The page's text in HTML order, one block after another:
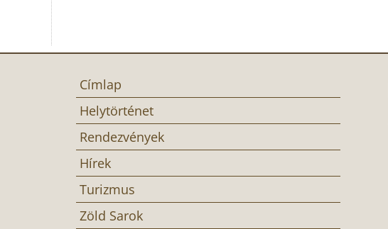
Címlap
Helytörténet
Rendezvények
Hírek
Turizmus
Zöld Sarok